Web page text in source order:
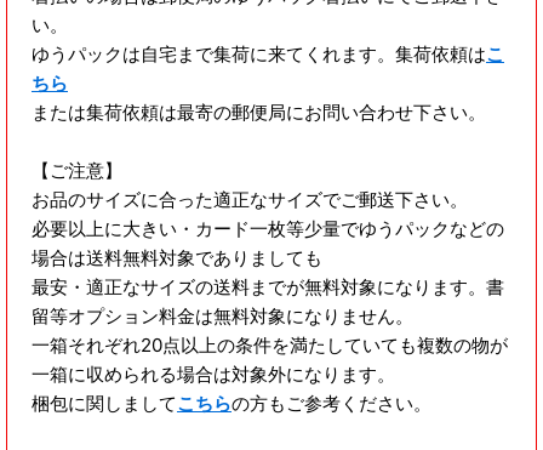
い。
ゆうパックは自宅まで集荷に来てくれます。集荷依頼はこ
ちら
または集荷依頼は最寄の郵便局にお問い合わせ下さい。
【ご注意】
お品のサイズに合った適正なサイズでご郵送下さい。
必要以上に大きい・カード一枚等少量でゆうパックなどの
場合は送料無料対象でありましても
最安・適正なサイズの送料までが無料対象になります。書
留等オプション料金は無料対象になりません。
一箱それぞれ20点以上の条件を満たしていても複数の物が
一箱に収められる場合は対象外になります。
梱包に関しましてこちらの方もご参考ください。